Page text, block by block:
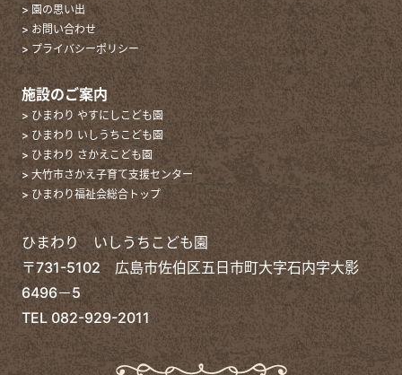
> 園の思い出
> お問い合わせ
> プライバシーポリシー
施設のご案内
> ひまわり やすにしこども園
> ひまわり いしうちこども園
> ひまわり さかえこども園
> 大竹市さかえ子育て支援センター
> ひまわり福祉会総合トップ
ひまわり いしうちこども園
〒731-5102 広島市佐伯区五日市町大字石内字大影
6496－5
TEL 082-929-2011